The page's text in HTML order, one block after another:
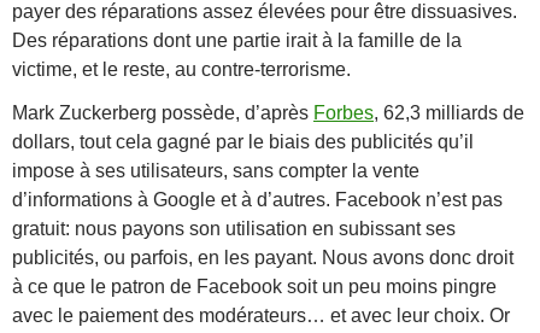
payer des réparations assez élevées pour être dissuasives.
Des réparations dont une partie irait à la famille de la
victime, et le reste, au contre-terrorisme.
Mark Zuckerberg possède, d’après Forbes, 62,3 milliards de
dollars, tout cela gagné par le biais des publicités qu’il
impose à ses utilisateurs, sans compter la vente
d’informations à Google et à d’autres. Facebook n’est pas
gratuit: nous payons son utilisation en subissant ses
publicités, ou parfois, en les payant. Nous avons donc droit
à ce que le patron de Facebook soit un peu moins pingre
avec le paiement des modérateurs… et avec leur choix. Or